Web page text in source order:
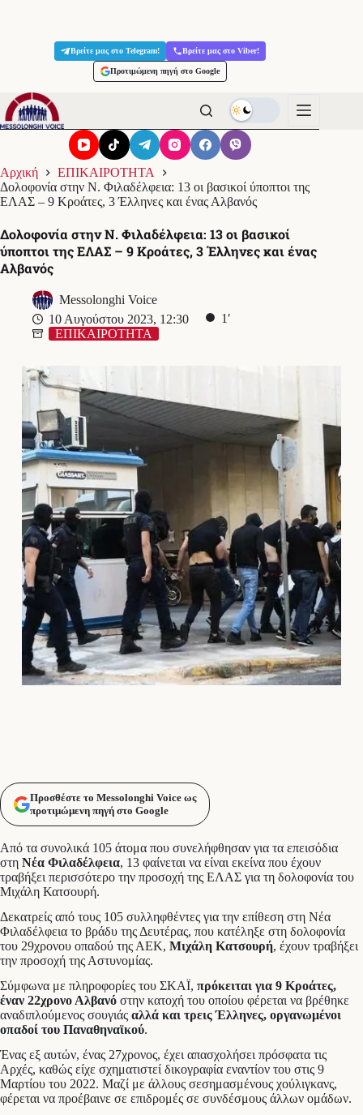
Βρείτε μας στο Telegram! Βρείτε μας στο Viber!
Προτιμώμενη πηγή στο Google
Αρχική
ΕΠΙΚΑΙΡΟΤΗΤΑ
Δολοφονία στην Ν. Φιλαδέλφεια: 13 οι βασικοί ύποπτοι της
ΕΛΑΣ – 9 Κροάτες, 3 Έλληνες και ένας Αλβανός
Δολοφονία στην Ν. Φιλαδέλφεια: 13 οι βασικοί
ύποπτοι της ΕΛΑΣ – 9 Κροάτες, 3 Έλληνες και ένας
Αλβανός
Messolonghi Voice
10 Αυγούστου 2023, 12:30
1′
ΕΠΙΚΑΙΡΟΤΗΤΑ
Προσθέστε το Messolonghi Voice ως
προτιμώμενη πηγή στο Google
Από τα συνολικά 105 άτομα που συνελήφθησαν για τα επεισόδια
στη Νέα Φιλαδέλφεια, 13 φαίνεται να είναι εκείνα που έχουν
τραβήξει περισσότερο την προσοχή της ΕΛΑΣ για τη δολοφονία του
Μιχάλη Κατσουρή.
Δεκατρείς από τους 105 συλληφθέντες για την επίθεση στη Νέα
Φιλαδέλφεια το βράδυ της Δευτέρας, που κατέληξε στη δολοφονία
του 29χρονου οπαδού της ΑΕΚ, Μιχάλη Κατσουρή, έχουν τραβήξει
την προσοχή της Αστυνομίας.
Σύμφωνα με πληροφορίες του ΣΚΑΪ, πρόκειται για 9 Κροάτες,
έναν 22χρονο Αλβανό στην κατοχή του οποίου φέρεται να βρέθηκε
αναδιπλούμενος σουγιάς αλλά και τρεις Έλληνες, οργανωμένοι
οπαδοί του Παναθηναϊκού.
Ένας εξ αυτών, ένας 27χρονος, έχει απασχολήσει πρόσφατα τις
Αρχές, καθώς είχε σχηματιστεί δικογραφία εναντίον του στις 9
Μαρτίου του 2022. Μαζί με άλλους σεσημασμένους χούλιγκανς,
φέρεται να προέβαινε σε επιδρομές σε συνδέσμους άλλων ομάδων.